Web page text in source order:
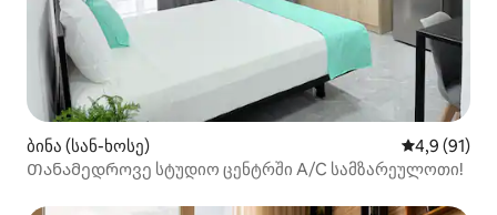
ბინა (სან-ხოსე) საშუალო
4,9 (91)
Თანამედროვე სტუდიო ცენტრში A/C სამზარეულოთი!